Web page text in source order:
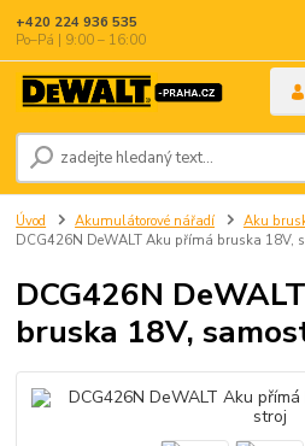
+420 224 936 535
Po–Pá | 9:00 – 16:00
Úvod Akumulátorové nářadí Aku
DCG426N DeWALT Aku přímá bruska 18V,
DCG426N
bruska 18V,